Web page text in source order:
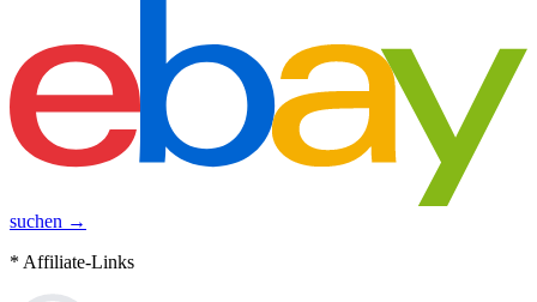
suchen →
* Affiliate-Links